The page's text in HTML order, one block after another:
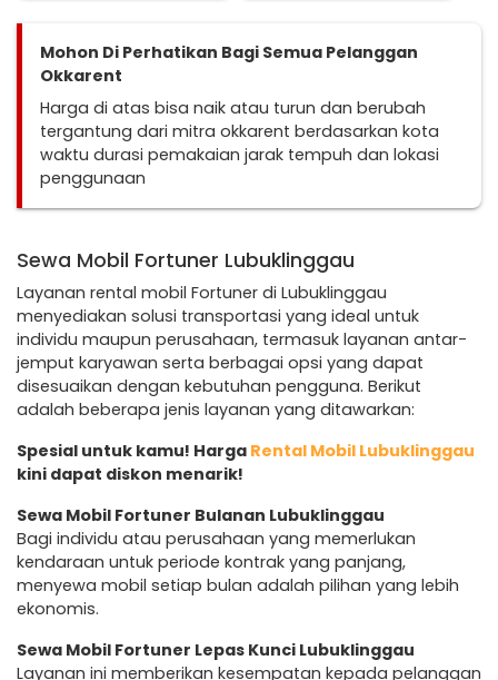
Mohon Di Perhatikan Bagi Semua Pelanggan
Okkarent
Harga di atas bisa naik atau turun dan berubah
tergantung dari mitra okkarent berdasarkan kota
waktu durasi pemakaian jarak tempuh dan lokasi
penggunaan
Sewa Mobil Fortuner Lubuklinggau
Layanan rental mobil Fortuner di Lubuklinggau
menyediakan solusi transportasi yang ideal untuk
individu maupun perusahaan, termasuk layanan antar-
jemput karyawan serta berbagai opsi yang dapat
disesuaikan dengan kebutuhan pengguna. Berikut
adalah beberapa jenis layanan yang ditawarkan:
Spesial untuk kamu! Harga Rental Mobil Lubuklinggau
kini dapat diskon menarik!
Sewa Mobil Fortuner Bulanan Lubuklinggau
Bagi individu atau perusahaan yang memerlukan
kendaraan untuk periode kontrak yang panjang,
menyewa mobil setiap bulan adalah pilihan yang lebih
ekonomis.
Sewa Mobil Fortuner Lepas Kunci Lubuklinggau
Layanan ini memberikan kesempatan kepada pelanggan